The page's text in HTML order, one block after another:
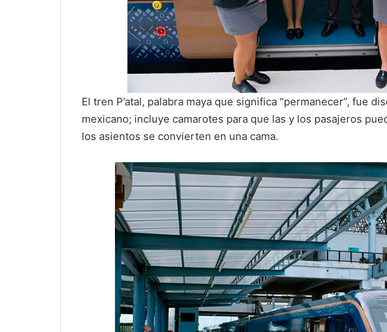
El tren P’atal, palabra maya que significa “permanecer”, fue
mexicano; incluye camarotes para que las y los pasajeros
los asientos se convierten en una cama.